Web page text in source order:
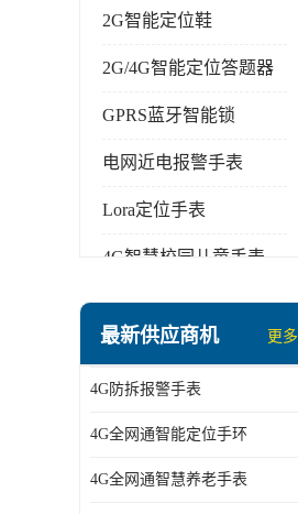
2G智能定位鞋
2G/4G智能定位答题器
GPRS蓝牙智能锁
电网近电报警手表
Lora定位手表
4G智慧校园儿童手表
指静脉识别智能锁
2G/BT4.0智能睡眠带
2G/4G智慧养老手环
最新供应商机 更多
4G防拆报警手表
4G全网通智能定位手环
4G全网通智慧养老手表